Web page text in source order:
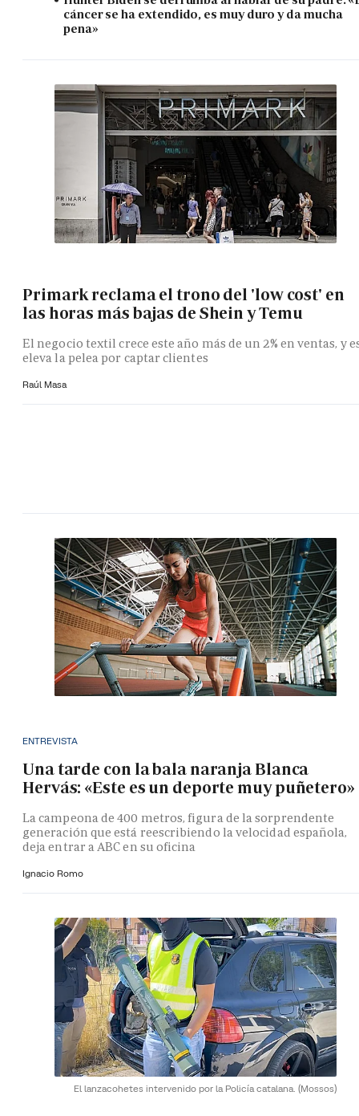
cáncer se ha extendido, es muy duro y da mucha
pena»
Primark reclama el trono del 'low cost' en
las horas más bajas de Shein y Temu
El negocio textil crece este año más de un 2% en ventas, y
eleva la pelea por captar clientes
Raúl Masa
ENTREVISTA
Una tarde con la bala naranja Blanca
Hervás: «Este es un deporte muy puñetero»
La campeona de 400 metros, figura de la sorprendente
generación que está reescribiendo la velocidad española,
deja entrar a ABC en su oficina
Ignacio Romo
El lanzacohetes intervenido por la Policía catalana. (Mossos)